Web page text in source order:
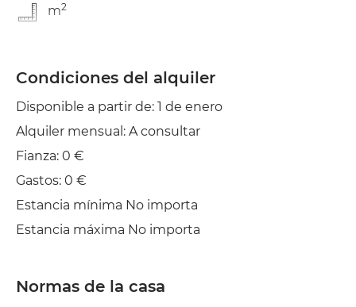
m2
Condiciones del alquiler
Disponible a partir de: 1 de enero
Alquiler mensual: A consultar
Fianza: 0 €
Gastos: 0 €
Estancia mínima No importa
Estancia máxima No importa
Normas de la casa